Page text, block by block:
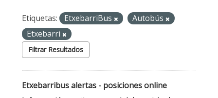
Etiquetas: EtxebarriBus
Autobús
Etxebarri
Filtrar Resultados
Etxebarribus alertas - posiciones online